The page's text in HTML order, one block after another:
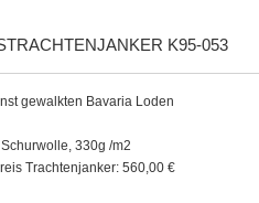
K95-053
gewalkten Bavaria Loden
330g /m2
Trachtenjanker: 560,00 €